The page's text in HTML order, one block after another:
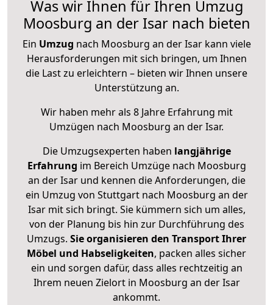
Was wir Ihnen für Ihren Umzug
Moosburg an der Isar nach bieten
Ein Umzug nach Moosburg an der Isar kann viele
Herausforderungen mit sich bringen, um Ihnen
die Last zu erleichtern – bieten wir Ihnen unsere
Unterstützung an.
Wir haben mehr als 8 Jahre Erfahrung mit
Umzügen nach Moosburg an der Isar.
Die Umzugsexperten haben langjährige
Erfahrung im Bereich Umzüge nach Moosburg
an der Isar und kennen die Anforderungen, die
ein Umzug von Stuttgart nach Moosburg an der
Isar mit sich bringt. Sie kümmern sich um alles,
von der Planung bis hin zur Durchführung des
Umzugs. Sie organisieren den Transport Ihrer
Möbel und Habseligkeiten, packen alles sicher
ein und sorgen dafür, dass alles rechtzeitig an
Ihrem neuen Zielort in Moosburg an der Isar
ankommt.